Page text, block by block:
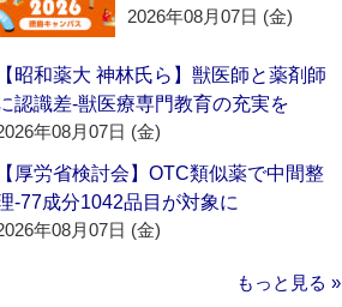
2026年08月07日 (金)
【昭和薬大 神林氏ら】獣医師と薬剤師
認識差‐獣医療専門教育の充実を
年08月07日 (金)
【厚労省検討会】OTC類似薬で中間整
‐77成分1042品目が対象に
年08月07日 (金)
もっと見る »